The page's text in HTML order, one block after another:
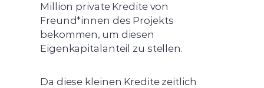
Million private Kredite von
Freund*innen des Projekts
bekommen, um diesen
Eigenkapitalanteil zu stellen.
Da diese kleinen Kredite zeitlich